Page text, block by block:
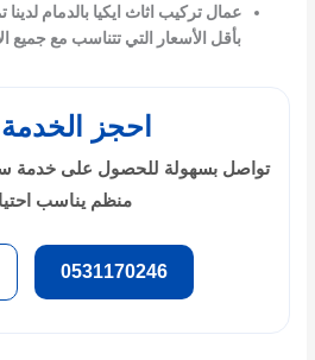
عمال تركيب اثاث ايكيا بالدمام
بأقل الأسعار التي تتناسب مع جميع
احجز
تواصل بسهولة للحصول على خدمة
منظم يناسب
0531170246